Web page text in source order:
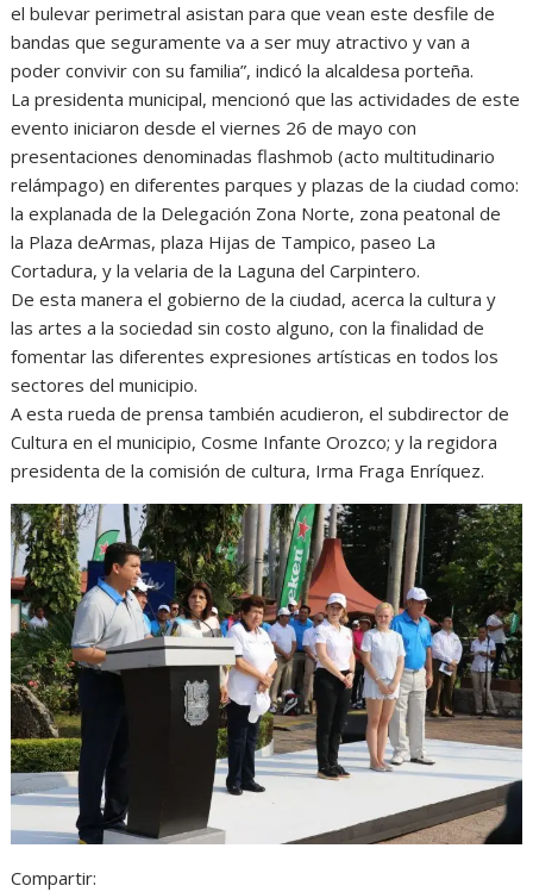
el bulevar perimetral asistan para que vean este desfile de
bandas que seguramente va a ser muy atractivo y van a
poder convivir con su familia”, indicó la alcaldesa porteña.
La presidenta municipal, mencionó que las actividades de este
evento iniciaron desde el viernes 26 de mayo con
presentaciones denominadas flashmob (acto multitudinario
relámpago) en diferentes parques y plazas de la ciudad como:
la explanada de la Delegación Zona Norte, zona peatonal de
la Plaza deArmas, plaza Hijas de Tampico, paseo La
Cortadura, y la velaria de la Laguna del Carpintero.
De esta manera el gobierno de la ciudad, acerca la cultura y
las artes a la sociedad sin costo alguno, con la finalidad de
fomentar las diferentes expresiones artísticas en todos los
sectores del municipio.
A esta rueda de prensa también acudieron, el subdirector de
Cultura en el municipio, Cosme Infante Orozco; y la regidora
presidenta de la comisión de cultura, Irma Fraga Enríquez.
Compartir: